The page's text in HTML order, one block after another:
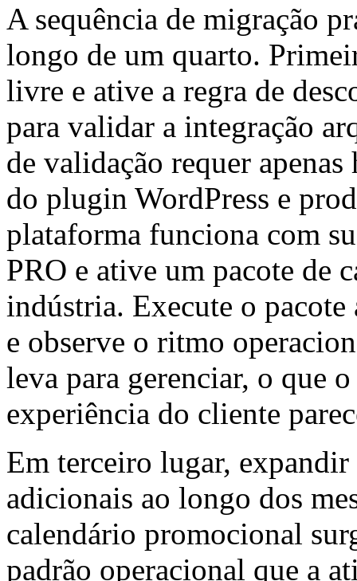
A sequência de migração
longo de um quarto.
livre e ative a regra de
para validar a integração
de validação requer
do plugin WordPress e
plataforma funciona com
PRO e ative um pacote de
indústria. Execute o
e observe o ritmo
leva para gerenciar, o que
experiência do cliente
Em terceiro lugar, expandir
adicionais ao longo dos
calendário promocional
padrão operacional que a